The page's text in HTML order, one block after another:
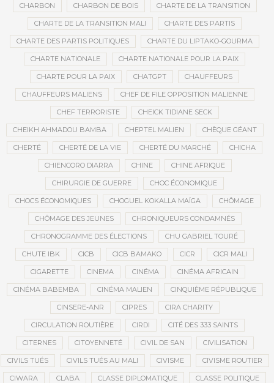
CHARBON CHARBON DE BOIS CHARTE DE LA TRANSITION
CHARTE DE LA TRANSITION MALI CHARTE DES PARTIS
CHARTE DES PARTIS POLITIQUES CHARTE DU LIPTAKO-GOURMA
CHARTE NATIONALE CHARTE NATIONALE POUR LA PAIX
CHARTE POUR LA PAIX CHATGPT CHAUFFEURS
CHAUFFEURS MALIENS CHEF DE FILE OPPOSITION MALIENNE
CHEF TERRORISTE CHEICK TIDIANE SECK
CHEIKH AHMADOU BAMBA CHEPTEL MALIEN CHÈQUE GÉANT
CHERTÉ CHERTÉ DE LA VIE CHERTÉ DU MARCHÉ CHICHA
CHIENCORO DIARRA CHINE CHINE AFRIQUE
CHIRURGIE DE GUERRE CHOC ÉCONOMIQUE
CHOCS ÉCONOMIQUES CHOGUEL KOKALLA MAÏGA CHÔMAGE
CHÔMAGE DES JEUNES CHRONIQUEURS CONDAMNÉS
CHRONOGRAMME DES ÉLECTIONS CHU GABRIEL TOURÉ
CHUTE IBK CICB CICB BAMAKO CICR CICR MALI
CIGARETTE CINEMA CINÉMA CINÉMA AFRICAIN
CINÉMA BABEMBA CINÉMA MALIEN CINQUIÈME RÉPUBLIQUE
CINSERE-ANR CIPRES CIRA CHARITY
CIRCULATION ROUTIÈRE CIRDI CITÉ DES 333 SAINTS
CITERNES CITOYENNETÉ CIVIL DE SAN CIVILISATION
CIVILS TUÉS CIVILS TUÉS AU MALI CIVISME CIVISME ROUTIER
CIWARA CLABA CLASSE DIPLOMATIQUE CLASSE POLITIQUE